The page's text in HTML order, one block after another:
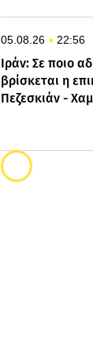
05.08.26 22:56
Ιράν: Σε ποιο
βρίσκεται η
Πεζεσκιάν -